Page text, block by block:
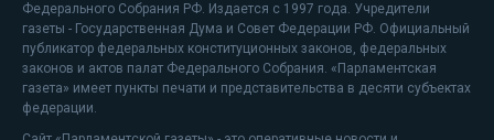
Федерального Собрания РФ. Издается с 1997 года. Учредители
газеты - Государственная Дума и Совет Федерации РФ. Официальный
публикатор федеральных конституционных законов, федеральных
законов и актов палат Федерального Собрания. «Парламентская
газета» имеет пункты печати и представительства в десяти субъектах
федерации.